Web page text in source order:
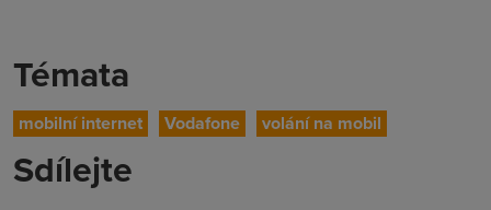
Témata
mobilní internet Vodafone volání na mobil
Sdílejte